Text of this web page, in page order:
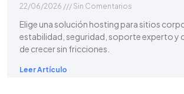
22/06/2026 Sin Comentarios
Elige una solución hosting para sitios
estabilidad, seguridad, soporte experto y
de crecer sin fricciones.
Leer Artículo